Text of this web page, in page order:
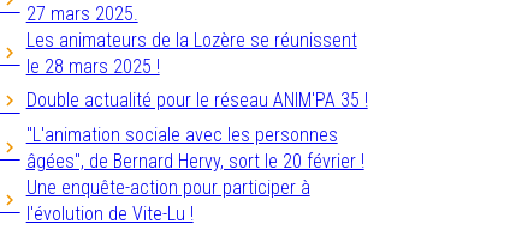
27 mars 2025.
Les animateurs de la Lozère se réunissent
le 28 mars 2025 !
Double actualité pour le réseau ANIM'PA 35 !
"L'animation sociale avec les personnes
âgées", de Bernard Hervy, sort le 20 février !
Une enquête-action pour participer à
l'évolution de Vite-Lu !